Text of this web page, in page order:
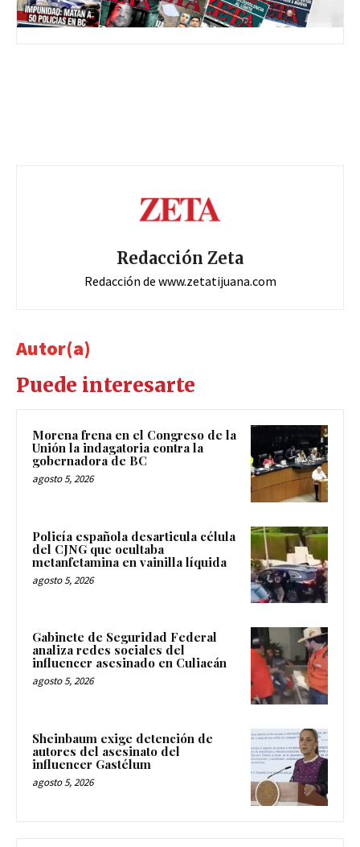
Redacción Zeta
Redacción de www.zetatijuana.com
Autor(a)
Puede interesarte
Morena frena en el Congreso de la
Unión la indagatoria contra la
gobernadora de BC
agosto 5, 2026
Policía española desarticula célula
del CJNG que ocultaba
metanfetamina en vainilla líquida
agosto 5, 2026
Gabinete de Seguridad Federal
analiza redes sociales del
influencer asesinado en Culiacán
agosto 5, 2026
Sheinbaum exige detención de
autores del asesinato del
influencer Gastélum
agosto 5, 2026